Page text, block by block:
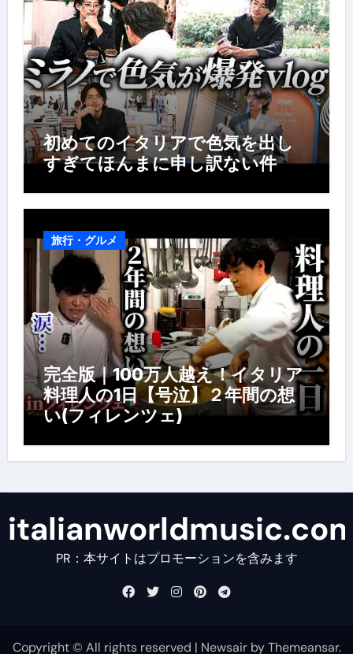
初めてのイタリアで色気を出し
すぎてほんまに申し訳ない件
旅行・グルメ
完全版｜100万人越え！イタリア
料理人の1日【号泣】２年間の想
い(フィレンツェ)
PR：本サイトはプロモーションを含みます
Copyright © All rights reserved | NewsairbyThemeansar.